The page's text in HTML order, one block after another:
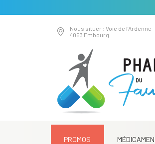
Nous situer : Voie de l’Ardenne
4053 Embourg
PROMOS